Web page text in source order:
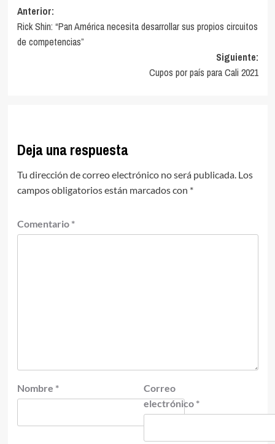
Navegación
de
entradas
Anterior:
Rick Shin: “Pan América necesita desarrollar sus propios circuitos
de competencias”
Siguiente:
Cupos por país para Cali 2021
Deja una respuesta
Tu dirección de correo electrónico no será publicada. Los
campos obligatorios están marcados con *
Comentario *
Nombre *
Correo
electrónico *